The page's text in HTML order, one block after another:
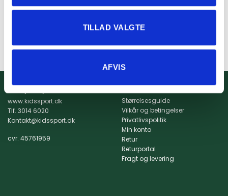
TILLAD VALGTE
AFVIS
1.199,00kr. Den
995,00kr.Den
pris
er:
VÆLG MULIGHEDER
vare
varianter.
Mulighederne
kan
Kidssport ApS
www.kidssport.dk
Tlf. 3014 6020
Kontakt@kidssport.dk
cvr. 45761959
Info
Størrelsesguide
Vilkår og betingelser
Privatlivspolitik
Min konto
Retur
Returportal
Fragt og levering